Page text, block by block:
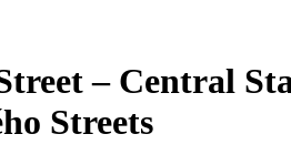
– Central
Streets